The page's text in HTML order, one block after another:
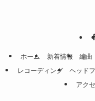
ホーム 新着情報 編曲
レコーディング
ヘッド
アク